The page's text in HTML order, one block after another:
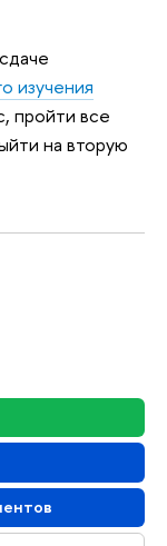
изучения
пройти все
на вторую